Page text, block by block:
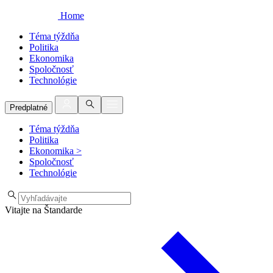
Home
Téma týždňa
Politika
Ekonomika
Spoločnosť
Technológie
Predplatné
Téma týždňa
Politika
Ekonomika >
Spoločnosť
Technológie
Vitajte na Štandarde